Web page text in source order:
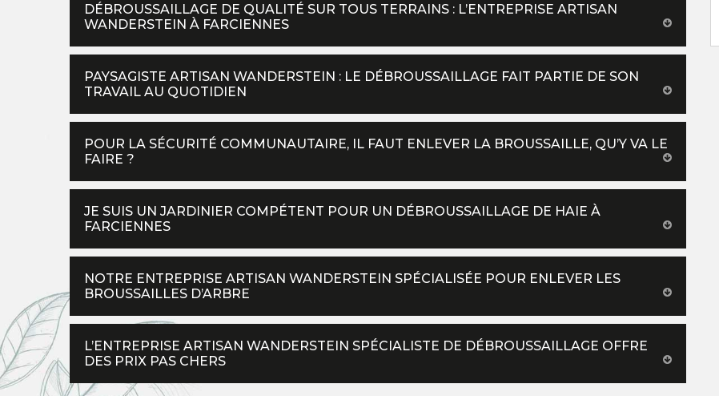
DÉBROUSSAILLAGE DE QUALITÉ SUR TOUS TERRAINS : L’ENTREPRISE ARTISAN
WANDERSTEIN À FARCIENNES
PAYSAGISTE ARTISAN WANDERSTEIN : LE DÉBROUSSAILLAGE FAIT PARTIE DE SON
TRAVAIL AU QUOTIDIEN
POUR LA SÉCURITÉ COMMUNAUTAIRE, IL FAUT ENLEVER LA BROUSSAILLE, QU’Y VA LE
FAIRE ?
JE SUIS UN JARDINIER COMPÉTENT POUR UN DÉBROUSSAILLAGE DE HAIE À
FARCIENNES
NOTRE ENTREPRISE ARTISAN WANDERSTEIN SPÉCIALISÉE POUR ENLEVER LES
BROUSSAILLES D’ARBRE
L’ENTREPRISE ARTISAN WANDERSTEIN SPÉCIALISTE DE DÉBROUSSAILLAGE OFFRE
DES PRIX PAS CHERS